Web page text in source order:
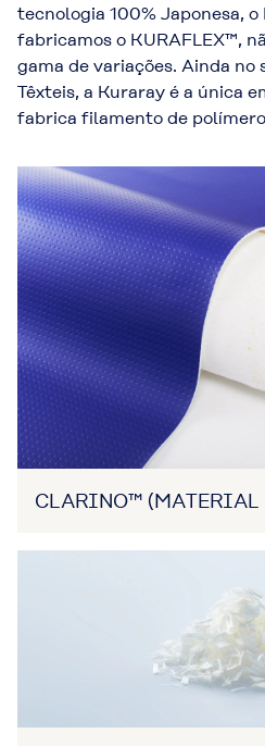
tecnologia 100% Japonesa, o
fabricamos o KURAFLEX™,
gama de variações. Ainda no
Têxteis, a Kuraray é a única
fabrica filamento de
CLARINO™